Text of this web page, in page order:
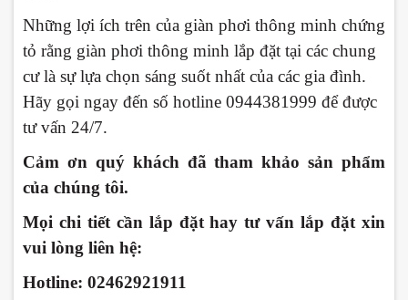
Những lợi ích trên của giàn phơi thông minh chứng
tỏ rằng giàn phơi thông minh lắp đặt tại các chung
cư là sự lựa chọn sáng suốt nhất của các gia đình.
Hãy gọi ngay đến số hotline 0944381999 để được
tư vấn 24/7.
Cảm ơn quý khách đã tham khảo sản phẩm
của chúng tôi.
Mọi chi tiết cần lắp đặt hay tư vấn lắp đặt xin
vui lòng liên hệ:
Hotline: 02462921911